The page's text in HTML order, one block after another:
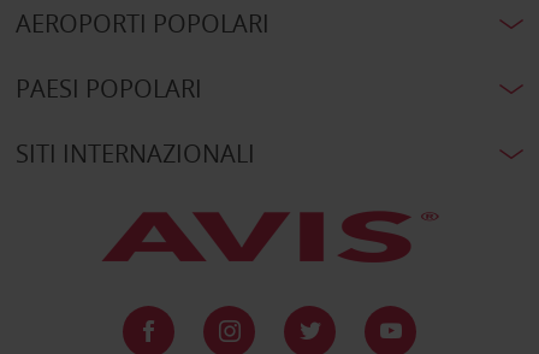
AEROPORTI POPOLARI
PAESI POPOLARI
SITI INTERNAZIONALI